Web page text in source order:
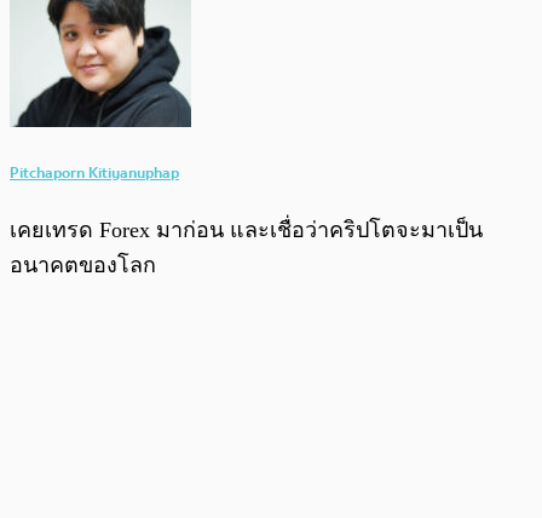
Pitchaporn Kitiyanuphap
เคยเทรด Forex มาก่อน และเชื่อว่าคริปโตจะมาเป็น
อนาคตของโลก